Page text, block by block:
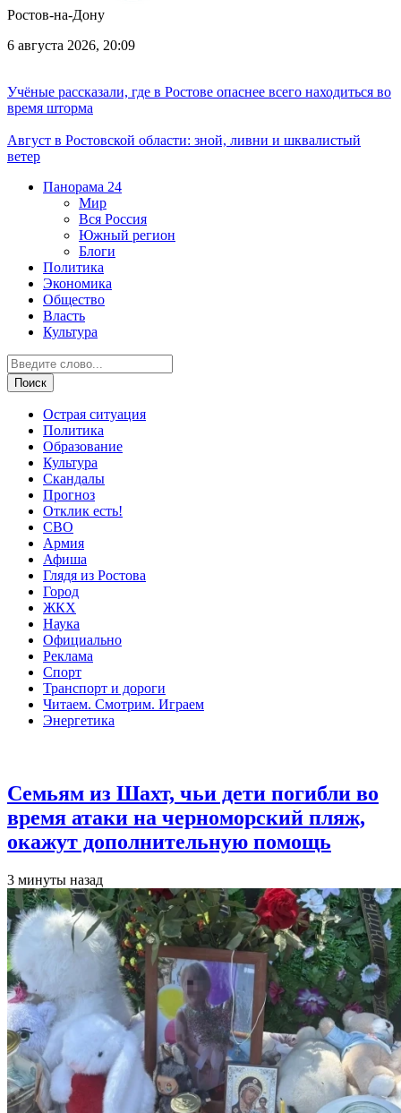
Ростов-на-Дону
6 августа 2026, 20:09
Учёные рассказали, где в Ростове опаснее всего находиться во
время шторма
Август в Ростовской области: зной, ливни и шквалистый
ветер
Панорама 24
Мир
Вся Россия
Южный регион
Блоги
Политика
Экономика
Общество
Власть
Культура
Острая ситуация
Политика
Образование
Культура
Скандалы
Прогноз
Отклик есть!
СВО
Армия
Афиша
Глядя из Ростова
Город
ЖКХ
Наука
Официально
Реклама
Спорт
Транспорт и дороги
Читаем. Смотрим. Играем
Энергетика
Семьям из Шахт, чьи дети погибли во
время атаки на черноморский пляж,
окажут дополнительную помощь
3 минуты назад